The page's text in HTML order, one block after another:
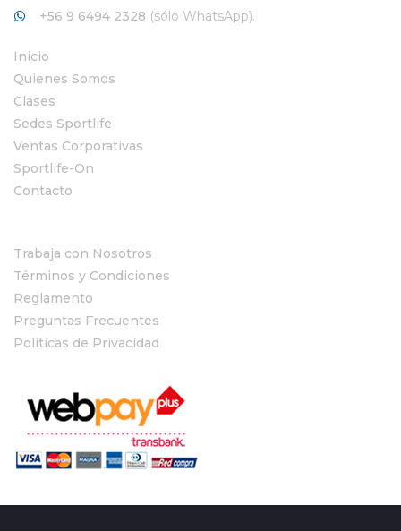
+56 9 6494 2328 (sólo WhatsApp).
Inicio
Quienes Somos
Clases
Sedes Sportlife
Ventas Corporativas
Sportlife-On
Contacto
Trabaja con Nosotros
Términos y Condiciones
Reglamento
Preguntas Frecuentes
Políticas de Privacidad